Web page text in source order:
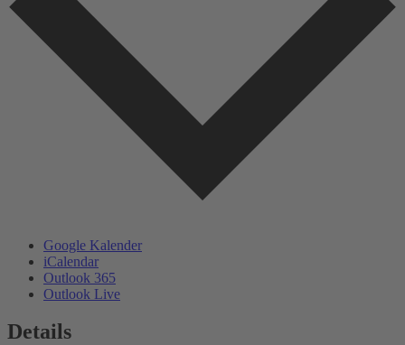
Google Kalender
iCalendar
Outlook 365
Outlook Live
Details